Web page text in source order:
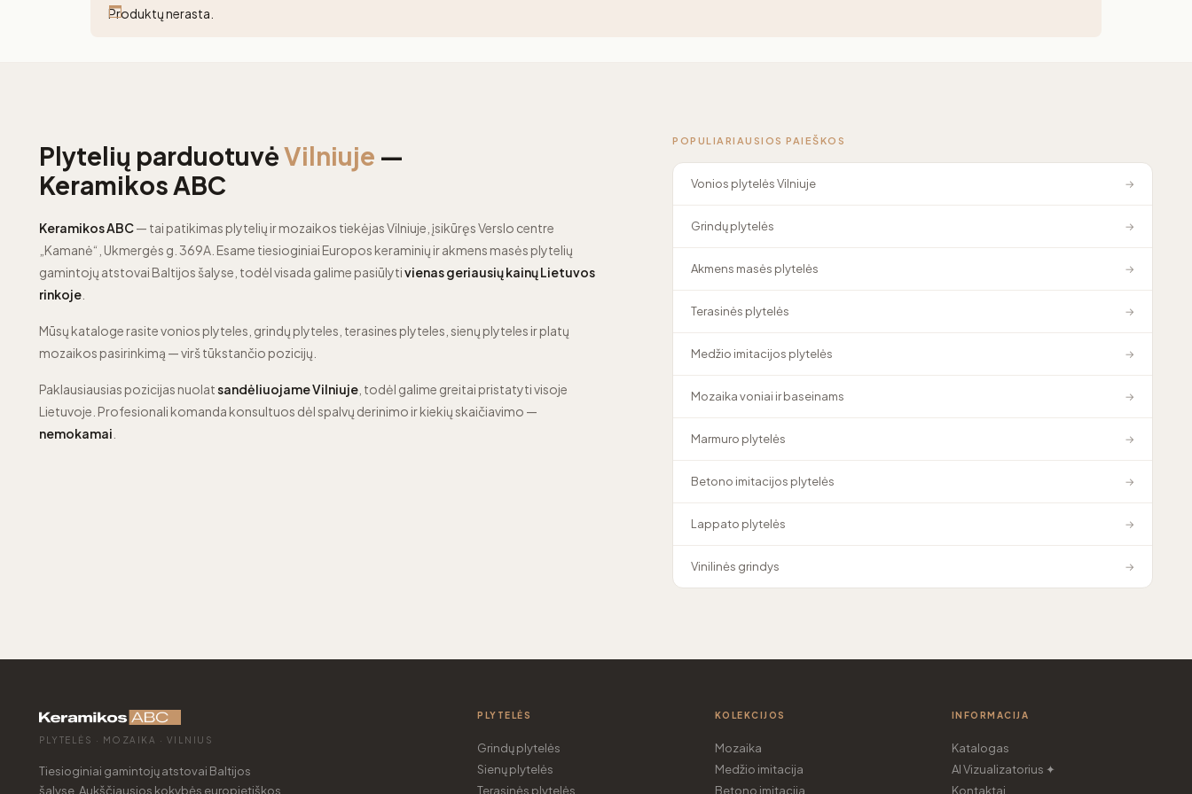
Produktų nerasta.
Plytelių parduotuvėVilniuje —
Keramikos ABC
Keramikos ABC— tai patikimas plytelių ir mozaikos tiekėjas Vilniuje, įsikūręs Verslo centre
„Kamanė“, Ukmergės g. 369A. Esame tiesioginiai Europos keraminių ir akmens masės plytelių
gamintojų atstovai Baltijos šalyse, todėl visada galime pasiūlytivienas geriausių kainų Lietuvos
rinkoje
Mūsų kataloge rasite vonios plyteles, grindų plyteles, terasines plyteles, sienų plyteles ir platų
mozaikos pasirinkimą — virš tūkstančio pozicijų.
Paklausiausias pozicijas nuolatsandėliuojame Vilniuje , todėl galime greitai pristatyti visoje
Lietuvoje. Profesionali komanda konsultuos dėl spalvų derinimo ir kiekių skaičiavimo —
nemokamai
POPULIARIAUSIOS PAIEŠKOS
Vonios plytelės Vilniuje →
Grindų plytelės →
Akmens masės plytelės →
Terasinės plytelės →
Medžio imitacijos plytelės →
Mozaika voniai ir baseinams →
Marmuro plytelės →
Betono imitacijos plytelės →
Lappato plytelės →
Vinilinės grindys →
PLYTELĖS · MOZAIKA · VILNIUS
Tiesioginiai gamintojų atstovai Baltijos
šalyse. Aukščiausios kokybės europietiškos
PLYTELĖS
Grindų plytelės
Sienų plytelės
Terasinės plytelės
KOLEKCIJOS
Mozaika
Medžio imitacija
Betono imitacija
INFORMACIJA
Katalogas
AI Vizualizatorius ✦
Kontaktai